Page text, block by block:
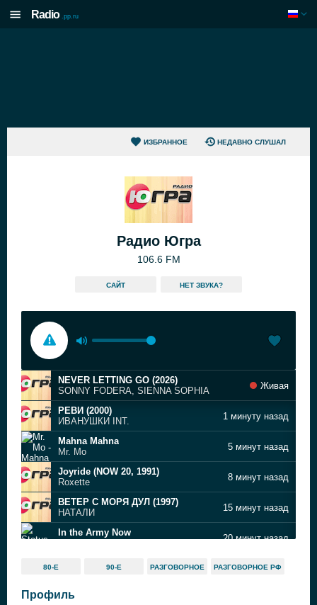
Radio .pp.ru
ИЗБРАННОЕ НЕДАВНО СЛУШАЛ
Радио Югра
106.6 FM
САЙТ HЕТ ЗВУКА?
NEVER LETTING GO (2026)
SONNY FODERA, SIENNA SOPHIA
Живая
РЕВИ (2000)
ИВАНУШКИ INT.
1 минуту назад
Mahna Mahna
Mr. Mo
5 минут назад
Joyride (NOW 20, 1991)
Roxette
8 минут назад
ВЕТЕР С МОРЯ ДУЛ (1997)
НАТАЛИ
15 минут назад
In the Army Now
20 минут назад
Новые люди
23 минуты назад
Taste
80-Е 90-Е РАЗГОВОРНОЕ РАЗГОВОРНОЕ РФ
Профиль